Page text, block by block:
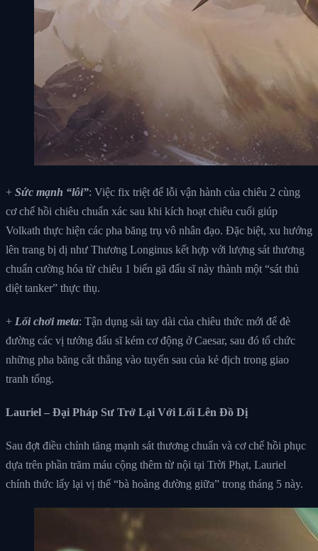
+ Sức mạnh “lỗi”: Việc fix triệt để lỗi vận hành của chiêu 2 cùng
cơ chế hồi chiêu chuẩn xác sau khi kích hoạt chiêu cuối giúp
Volkath thực hiện các pha băng trụ vô nhân đạo. Đặc biệt, xu hướng
lên trang bị dị như Thương Longinus kết hợp với lượng sát thương
chuẩn cường hóa từ chiêu 1 biến gã đấu sĩ này thành một “sát thủ
diệt tanker” thực thụ.
+ Lối chơi meta: Tận dụng sải tay dài của chiêu thức mới để đè
đường các vị tướng đấu sĩ kém cơ động ở Caesar, sau đó tổ chức
những pha băng cắt thẳng vào tuyến sau của kẻ địch trong giao
tranh tổng.
Lauriel – Đại Pháp Sư Trở Lại Với Lối Lên Đồ Dị
Sau đợt điều chỉnh tăng mạnh sát thương chuẩn và cơ chế hồi phục
dựa trên phần trăm máu cộng thêm từ nội tại Trời Phạt, Lauriel
chính thức lấy lại vị thế “bà hoàng đường giữa” trong tháng 5 này.